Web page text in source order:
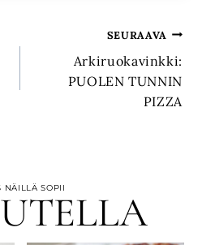
SEURAAVA
Arkiruokavinkki:
PUOLEN TUNNIN
PIZZA
NÄILLÄ SOPII